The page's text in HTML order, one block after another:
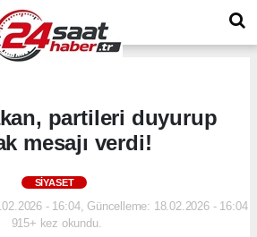
partileri duyurup
mesajı verdi!
SIYASET
- 16:04, Güncelleme: 18.02.2026 - 16:04
915+ kez okundu.